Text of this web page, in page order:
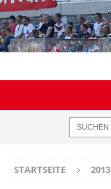
STARTSEITE 2013